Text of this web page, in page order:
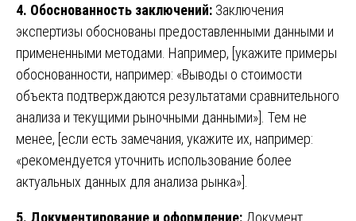
4. Обоснованность заключений: Заключения
экспертизы обоснованы предоставленными данными и
примененными методами. Например, [укажите примеры
обоснованности, например: «Выводы о стоимости
объекта подтверждаются результатами сравнительного
анализа и текущими рыночными данными»]. Тем не
менее, [если есть замечания, укажите их, например:
«рекомендуется уточнить использование более
актуальных данных для анализа рынка»].
5. Документирование и оформление: Документ